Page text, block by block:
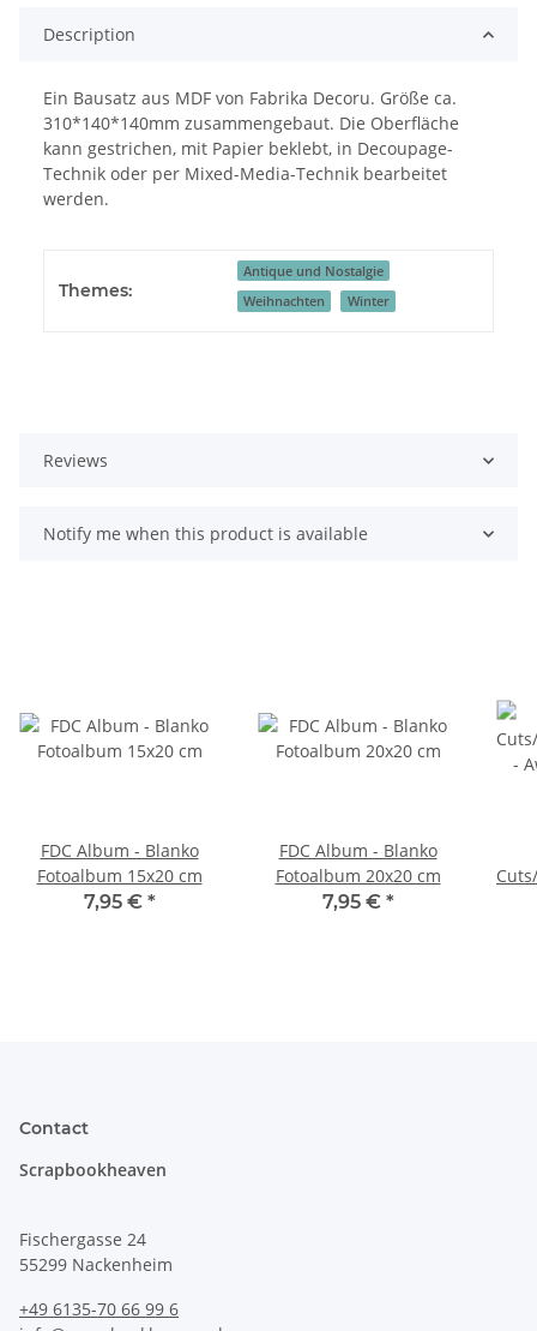
Description
Ein Bausatz aus MDF von Fabrika Decoru. Größe ca.
310*140*140mm zusammengebaut. Die Oberfläche
kann gestrichen, mit Papier beklebt, in Decoupage-
Technik oder per Mixed-Media-Technik bearbeitet
werden.
Themes:
Antique und Nostalgie
Weihnachten
Winter
Reviews
Notify me when this product is available
FDC Album - Blanko
Fotoalbum 15x20 cm
7,95 € *
FDC Album - Blanko
Fotoalbum 20x20 cm
7,95 € *
Contact
Scrapbookheaven
Fischergasse 24
55299 Nackenheim
+49 6135-70 66 99 6